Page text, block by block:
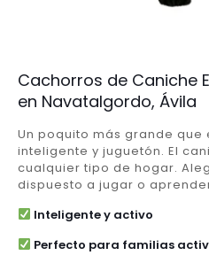
Cachorros de Caniche
en Navatalgordo, Ávila
Un poquito más grande que
inteligente y juguetón. El
cualquier tipo de hogar.
dispuesto a jugar o
Inteligente y activo
Perfecto para familias